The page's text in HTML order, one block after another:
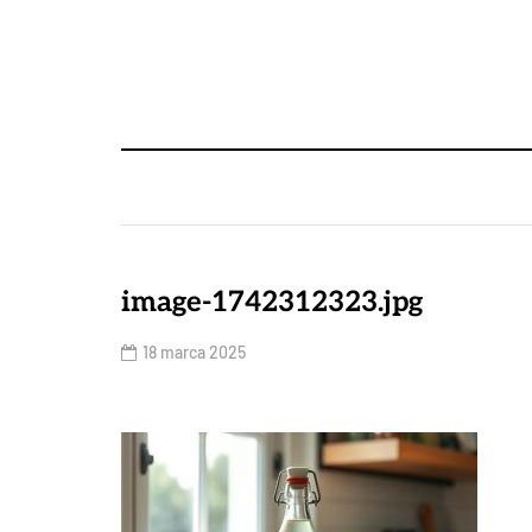
image-1742312323.jpg
18 marca 2025